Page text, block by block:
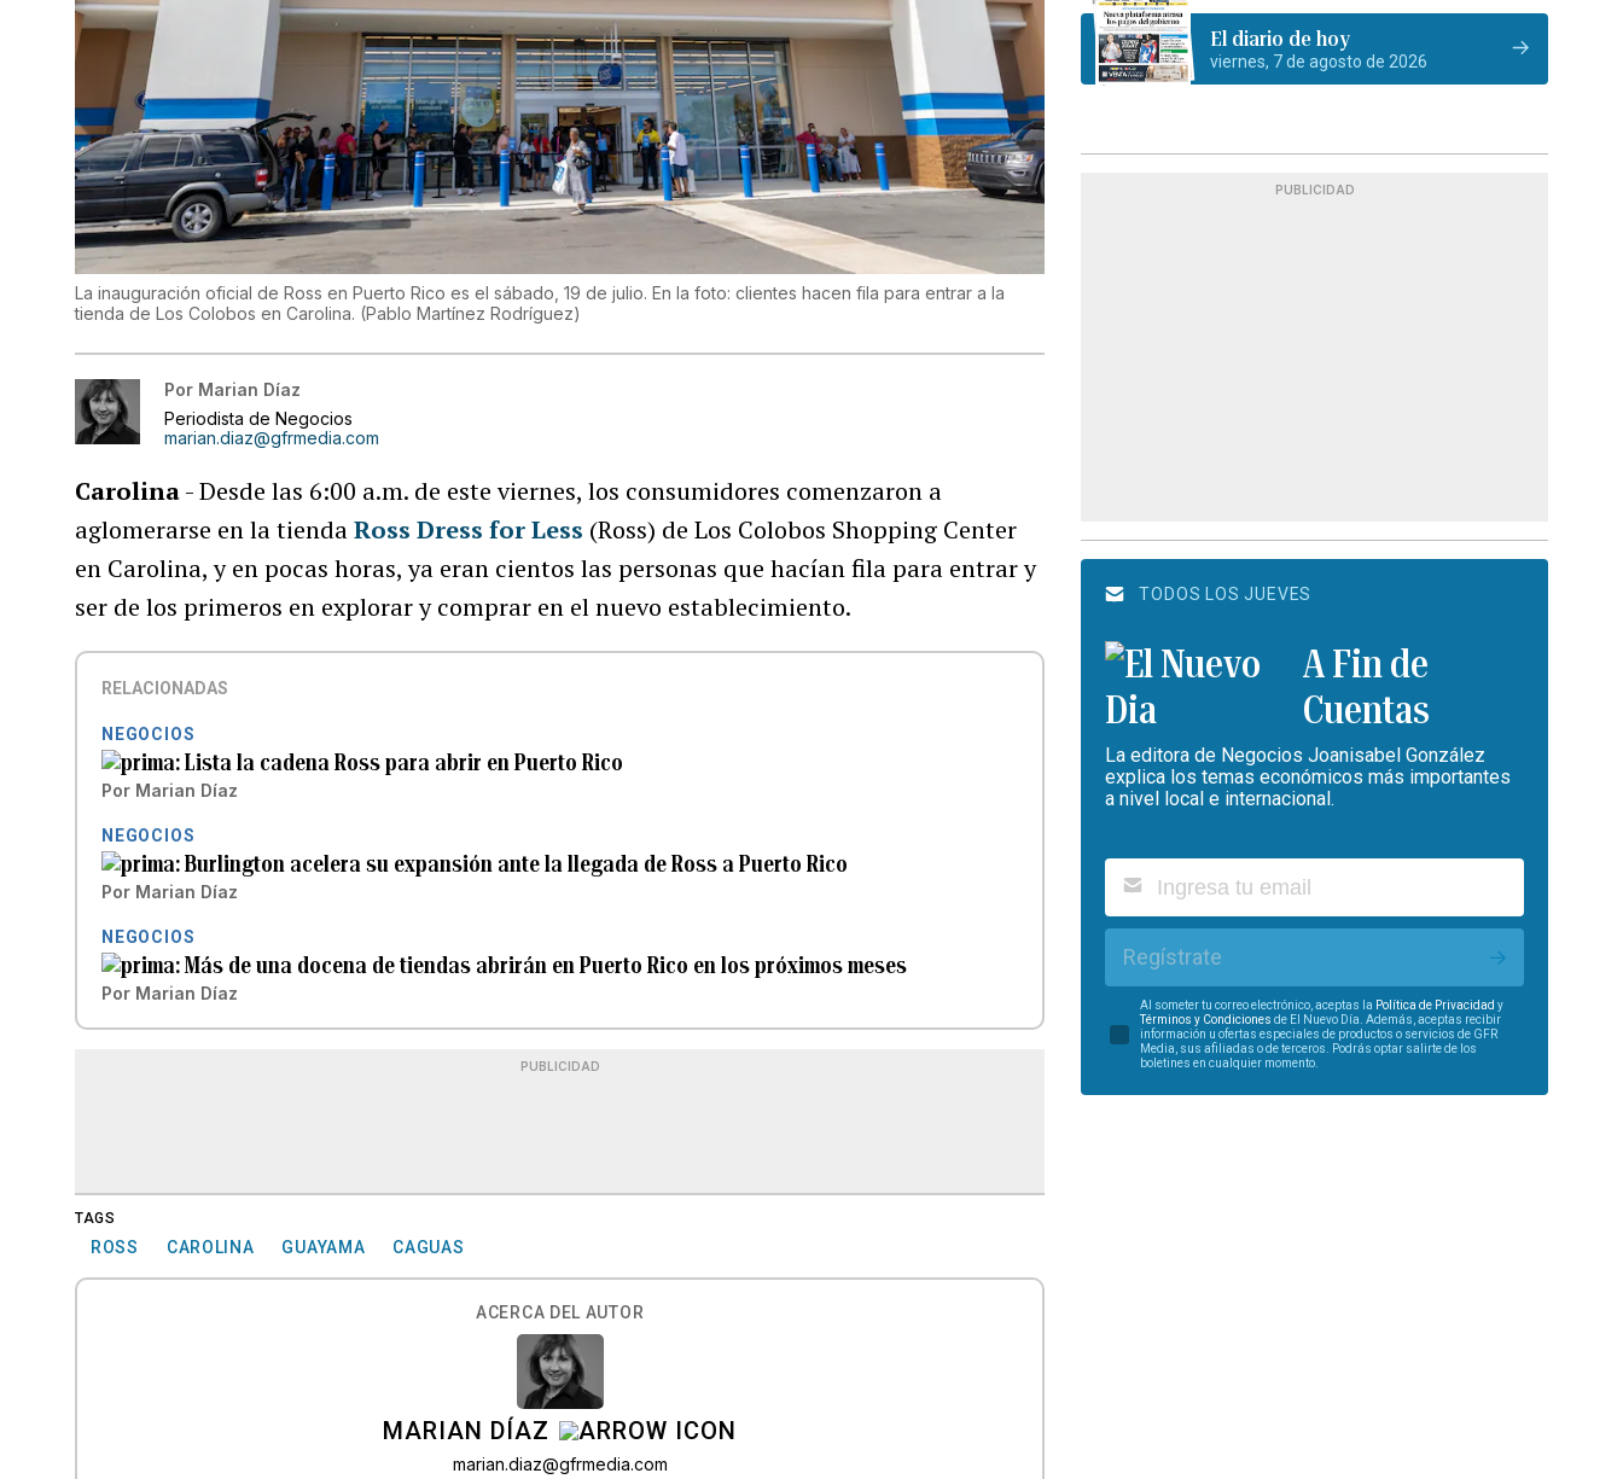
La inauguración oficial de Ross en Puerto Rico es el sábado, 19 de julio. En la foto: clientes hacen fila para entrar a la
tienda de Los Colobos en Carolina. (Pablo Martínez Rodríguez)
Por Marian Díaz
Periodista de Negocios
marian.diaz@gfrmedia.com
Carolina- Desde las 6:00 a.m. de este viernes, los consumidores comenzaron a
aglomerarse en la tiendaRoss Dress for Less (Ross) de Los Colobos Shopping Center
en Carolina, y en pocas horas, ya eran cientos las personas que hacían fila para entrar y
ser de los primeros en explorar y comprar en el nuevo establecimiento.
RELACIONADAS
NEGOCIOS
Lista la cadena Ross para abrir en Puerto Rico
Por Marian Díaz
NEGOCIOS
Burlington acelera su expansión ante la llegada de Ross a Puerto Rico
Por Marian Díaz
NEGOCIOS
Más de una docena de tiendas abrirán en Puerto Rico en los próximos meses
Por Marian Díaz
PUBLICIDAD
TAGS
ROSS CAROLINA GUAYAMA CAGUAS
ACERCA DEL AUTOR
MARIAN DÍAZ
marian.diaz@gfrmedia.com
El diario de hoy
viernes, 7 de agosto de 2026
PUBLICIDAD
TODOS LOS JUEVES
A Fin de
Cuentas
La editora de Negocios Joanisabel González
explica los temas económicos más importantes
a nivel local e internacional.
Regístrate
Al someter tu correo electrónico, aceptas la Política de Privacidad y
Términos y Condiciones de El Nuevo Día. Además, aceptas recibir
información u ofertas especiales de productos o servicios de GFR
Media, sus afiliadas o de terceros. Podrás optar salirte de los
boletines en cualquier momento.